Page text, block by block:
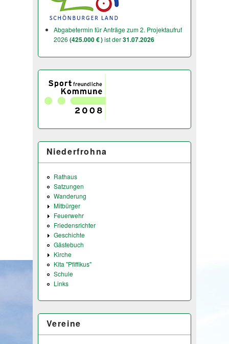
Abgabetermin für Anträge zum 2. Projektaufruf
2026 (425.000 € )ist der31.07.2026
Niederfrohna
Rathaus
Satzungen
Wanderung
Mitbürger
Feuerwehr
Friedensrichter
Geschichte
Gästebuch
Kirche
Kita "Pfiffikus"
Schule
Links
Vereine